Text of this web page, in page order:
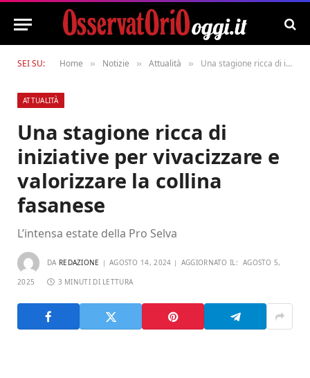
SEI SU: Home » Notizie » Attualità » Una stagione ricca di iniziative per vivacizzare e valorizzare la collina fasanese
ATTUALITÀ
Una stagione ricca di
iniziative per vivacizzare e
valorizzare la collina
fasanese
L’intensa estate della Pro Selva
DA REDAZIONE AGOSTO 14, 2024 AGGIORNATO IL: AGOSTO 5,
2025 3 MINUTI DI LETTURA